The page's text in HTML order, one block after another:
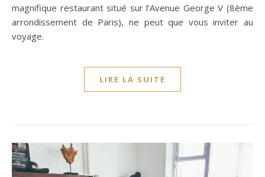
magnifique restaurant situé sur l’Avenue George V (8ème
arrondissement de Paris), ne peut que vous inviter au
voyage.
LIRE LA SUITE